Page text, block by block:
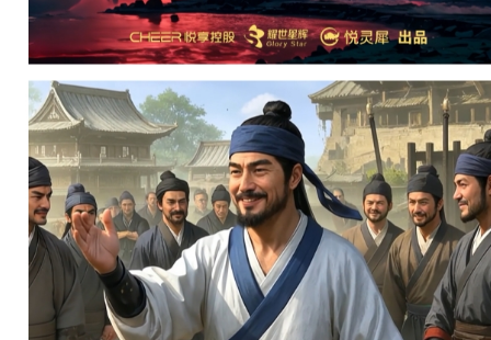
两大核心功能「AI改
造家」与「即看即
买」，为用户提供前
所未有的智能解决方
案，让打造梦想之家
变得更直观、更简
单、更高效，真正享
受科技带来的生活之
美！